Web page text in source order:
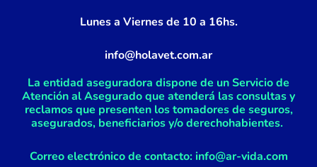
Lunes a Viernes de 10 a 16hs.
info@holavet.com.ar
La entidad aseguradora dispone de un Servicio de
Atención al Asegurado que atenderá las consultas y
reclamos que presenten los tomadores de seguros,
asegurados, beneficiarios y/o derechohabientes.
Correo electrónico de contacto: info@ar-vida.com